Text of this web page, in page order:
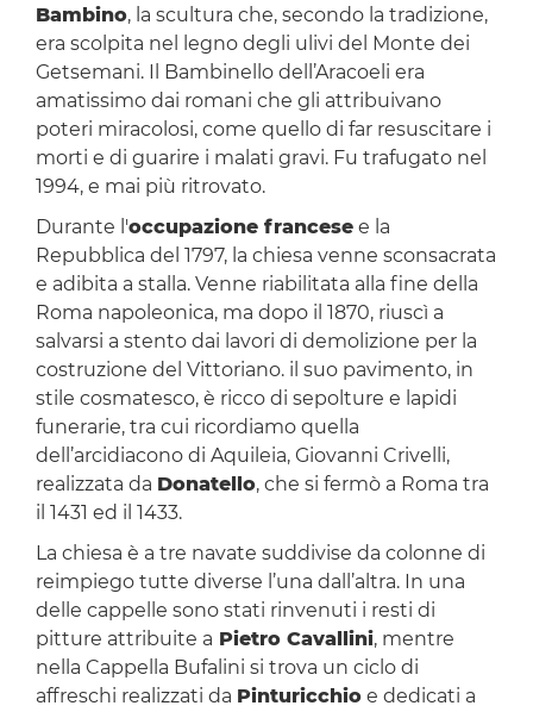
Bambino, la scultura che, secondo la tradizione,
era scolpita nel legno degli ulivi del Monte dei
Getsemani. Il Bambinello dell’Aracoeli era
amatissimo dai romani che gli attribuivano
poteri miracolosi, come quello di far resuscitare i
morti e di guarire i malati gravi. Fu trafugato nel
1994, e mai più ritrovato.
Durante l'occupazione francesee la
Repubblica del 1797, la chiesa venne sconsacrata
e adibita a stalla. Venne riabilitata alla fine della
Roma napoleonica, ma dopo il 1870, riuscì a
salvarsi a stento dai lavori di demolizione per la
costruzione del Vittoriano. il suo pavimento, in
stile cosmatesco, è ricco di sepolture e lapidi
funerarie, tra cui ricordiamo quella
dell’arcidiacono di Aquileia, Giovanni Crivelli,
realizzata da Donatello, che si fermò a Roma tra
il 1431 ed il 1433.
La chiesa è a tre navate suddivise da colonne di
reimpiego tutte diverse l’una dall’altra. In una
delle cappelle sono stati rinvenuti i resti di
pitture attribuite a Pietro Cavallini, mentre
nella Cappella Bufalini si trova un ciclo di
affreschi realizzati da Pinturicchioe dedicati a